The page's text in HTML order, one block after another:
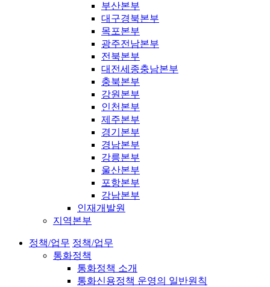
부산본부
대구경북본부
목포본부
광주전남본부
전북본부
대전세종충남본부
충북본부
강원본부
인천본부
제주본부
경기본부
경남본부
강릉본부
울산본부
포항본부
강남본부
인재개발원
지역본부
정책/업무 정책/업무
통화정책
통화정책 소개
통화신용정책 운영의 일반원칙